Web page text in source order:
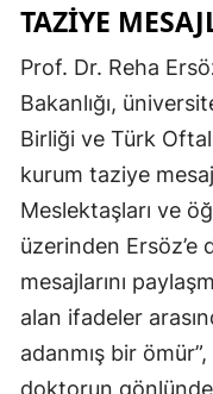
TAZIYE
Prof. Dr. Reha
Bakanlığı,
Birliği ve Türk
kurum taziye
Meslektaşları ve
üzerinden Ersöz’e
mesajlarını
alan ifadeler
adanmış bir
doktorun gönlünde